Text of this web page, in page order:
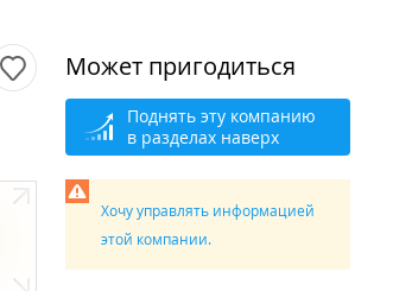
Может пригодиться
Поднять эту компанию
в разделах наверх
Хочу управлять информацией
этой компании.